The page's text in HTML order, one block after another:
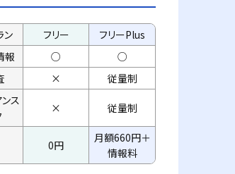
ン フリー
フリーPlus
報
○
○
×
従量制
ス
× 従量制
0円
月額660円＋
情報料